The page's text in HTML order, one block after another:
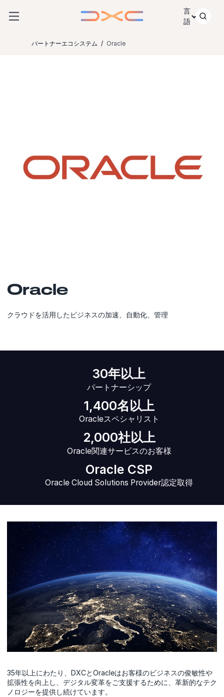
言
語
パートナーエコシステム Oracle
Oracle
クラウドを活用したビジネスの加速、自動化、管理
30年以上
パートナーシップ
1,400名以上
Oracleスペシャリスト
2,000社以上
Oracle関連サービスのお客様
Oracle CSP
Oracle Cloud Solutions Provider認定取得
35年以上にわたり、DXCとOracleはお客様のビジネスの俊敏性や
拡張性を向上し、デジタル変革をご支援するために、革新的なテク
ノロジーを提供し続けています。